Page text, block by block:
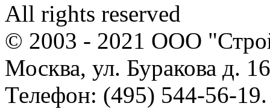
All rights reserved
© 2003 - 2021 ООО
Москва, ул. Буракова д.
Телефон: (495) 544-56-